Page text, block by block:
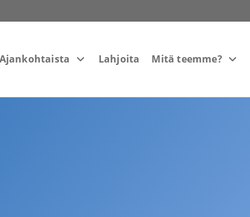
Ajankohtaista Lahjoita Mitä teemme?